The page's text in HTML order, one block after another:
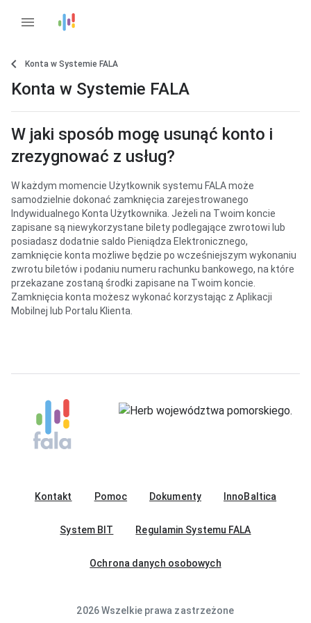
menu
Konta w Systemie FALA
Konta w Systemie FALA
W jaki sposób mogę usunąć konto i
zrezygnować z usług?
W każdym momencie Użytkownik systemu FALA może
samodzielnie dokonać zamknięcia zarejestrowanego
Indywidualnego Konta Użytkownika. Jeżeli na Twoim koncie
zapisane są niewykorzystane bilety podlegające zwrotowi lub
posiadasz dodatnie saldo Pieniądza Elektronicznego,
zamknięcie konta możliwe będzie po wcześniejszym wykonaniu
zwrotu biletów i podaniu numeru rachunku bankowego, na które
przekazane zostaną środki zapisane na Twoim koncie.
Zamknięcia konta możesz wykonać korzystając z Aplikacji
Mobilnej lub Portalu Klienta.
Kontakt Pomoc Dokumenty InnoBaltica
System BIT Regulamin Systemu FALA
Ochrona danych osobowych
2026 Wszelkie prawa zastrzeżone